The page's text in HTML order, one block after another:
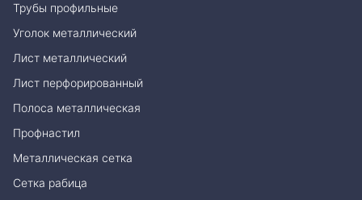
Трубы профильные
Уголок металлический
Лист металлический
Лист перфорированный
Полоса металлическая
Профнастил
Металлическая сетка
Сетка рабица